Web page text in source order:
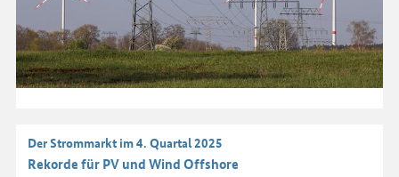
Der Strommarkt im 4. Quartal 2025
Rekorde für PV und Wind Offshore